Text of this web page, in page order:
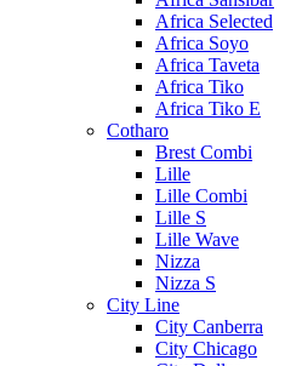
Africa Selected
Africa Soyo
Africa Taveta
Africa Tiko
Africa Tiko E
Cotharo
Brest Combi
Lille
Lille Combi
Lille S
Lille Wave
Nizza
Nizza S
City Line
City Canberra
City Chicago